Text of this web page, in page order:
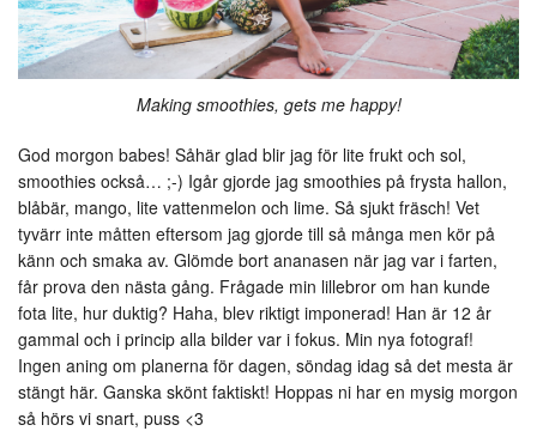
Making smoothies, gets me happy!
God morgon babes! Såhär glad blir jag för lite frukt och sol,
smoothies också… ;-) Igår gjorde jag smoothies på frysta hallon,
blåbär, mango, lite vattenmelon och lime. Så sjukt fräsch! Vet
tyvärr inte måtten eftersom jag gjorde till så många men kör på
känn och smaka av. Glömde bort ananasen när jag var i farten,
får prova den nästa gång. Frågade min lillebror om han kunde
fota lite, hur duktig? Haha, blev riktigt imponerad! Han är 12 år
gammal och i princip alla bilder var i fokus. Min nya fotograf!
Ingen aning om planerna för dagen, söndag idag så det mesta är
stängt här. Ganska skönt faktiskt! Hoppas ni har en mysig morgon
så hörs vi snart, puss <3